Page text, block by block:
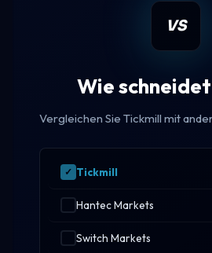
VS
Wie
Vergleichen Sie Tickmill mit
Tickmill
Hantec Markets
Switch Markets